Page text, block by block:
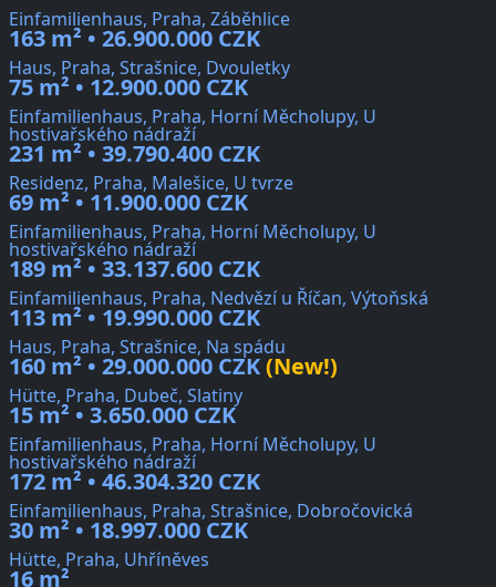
Einfamilienhaus, Praha, Záběhlice
163 m² • 26.900.000 CZK
Haus, Praha, Strašnice, Dvouletky
75 m² • 12.900.000 CZK
Einfamilienhaus, Praha, Horní Měcholupy, U
hostivařského nádraží
231 m² • 39.790.400 CZK
Residenz, Praha, Malešice, U tvrze
69 m² • 11.900.000 CZK
Einfamilienhaus, Praha, Horní Měcholupy, U
hostivařského nádraží
189 m² • 33.137.600 CZK
Einfamilienhaus, Praha, Nedvězí u Říčan, Výtoňská
113 m² • 19.990.000 CZK
Haus, Praha, Strašnice, Na spádu
160 m² • 29.000.000 CZK(New!)
Hütte, Praha, Dubeč, Slatiny
15 m² • 3.650.000 CZK
Einfamilienhaus, Praha, Horní Měcholupy, U
hostivařského nádraží
172 m² • 46.304.320 CZK
Einfamilienhaus, Praha, Strašnice, Dobročovická
30 m² • 18.997.000 CZK
Hütte, Praha, Uhříněves
16 m²